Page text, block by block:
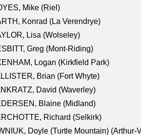
Mike (Riel)
Konrad (La Verendrye)
Lisa (Wolseley)
Greg (Mont-Riding)
Logan (Kirkfield Park)
Brian (Fort Whyte)
David (Waverley)
Blaine (Midland)
Richard (Selkirk)
Doyle (Turtle Mountain) (Arthur-